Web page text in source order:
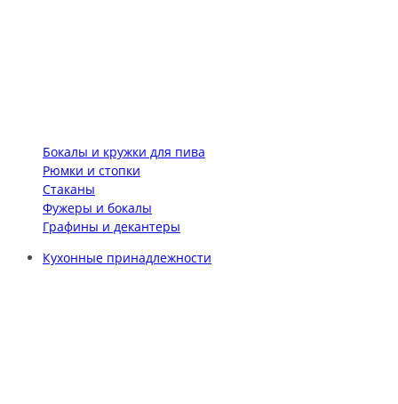
Бокалы и кружки для пива
Рюмки и стопки
Стаканы
Фужеры и бокалы
Графины и декантеры
Кухонные принадлежности